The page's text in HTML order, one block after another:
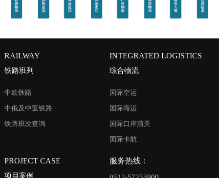
RAILWAY
铁路班列
中欧铁路
中俄及中亚铁路
铁路班次查询
INTEGRATED LOGISTICS
综合物流
国际空运
国际海运
国际口岸清关
国际卡航
PROJECT CASE
项目案例
服务热线：